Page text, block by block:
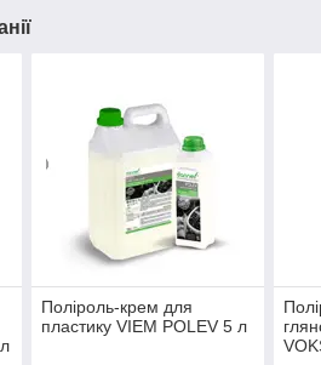
Поліроль-крем для
пластику VIEM POLEV 5 л